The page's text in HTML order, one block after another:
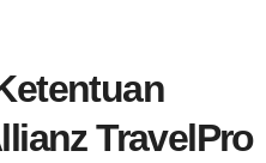
TravelPro